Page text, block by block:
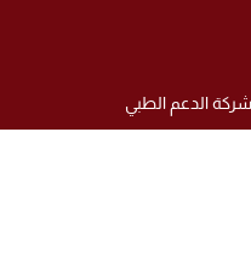
الدعم الطبي